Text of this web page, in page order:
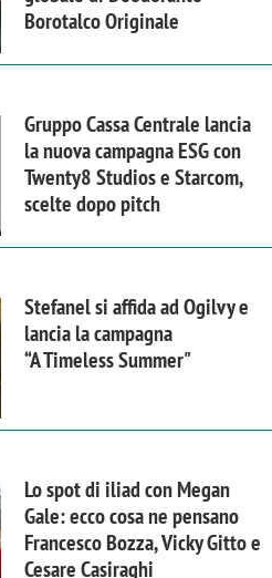
Borotalco Originale
Gruppo Cassa Centrale lancia
la nuova campagna ESG con
Twenty8 Studios e Starcom,
scelte dopo pitch
Stefanel si affida ad Ogilvy e
lancia la campagna
“A Timeless Summer"
Lo spot di iliad con Megan
Gale: ecco cosa ne pensano
Francesco Bozza, Vicky Gitto e
Cesare Casiraghi